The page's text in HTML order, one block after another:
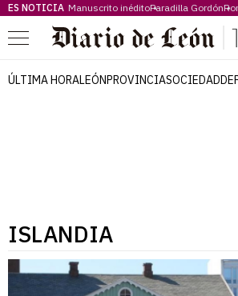
ES NOTICIA Manuscrito inéditoParadilla Gordón
Menú
ÚLTIMA HORALEÓNPROVINCIASOCIEDAD
ISLANDIA